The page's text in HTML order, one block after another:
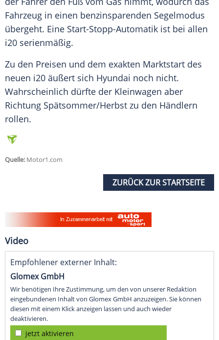
Fahrzeug in einen benzinsparenden Segelmodus
übergeht. Eine Start-Stopp-Automatik ist bei allen
i20 serienmäßig.
Zu den Preisen und dem exakten Marktstart des
neuen i20 äußert sich Hyundai noch nicht.
Wahrscheinlich dürfte der Kleinwagen aber
Richtung Spätsommer/Herbst zu den Händlern
rollen.
Quelle: Motor1.com
ZURÜCK ZUR STARTSEITE
Video
Empfohlener externer Inhalt:
Glomex GmbH
Wir benötigen Ihre Zustimmung, um den von unserer Redaktion
eingebundenen Inhalt von Glomex GmbH anzuzeigen. Sie können
diesen mit einem Klick anzeigen lassen und auch wieder
deaktivieren.
jetzt aktivieren